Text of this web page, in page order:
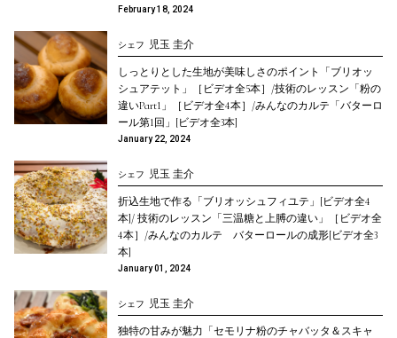
February 18, 2024
シェフ 児玉 圭介
しっとりとした生地が美味しさのポイント「ブリオッ
シュアテット」［ビデオ全5本］/技術のレッスン「粉の
違いPart1」［ビデオ全4本］/みんなのカルテ「バターロ
ール第1回」[ビデオ全3本]
January 22, 2024
シェフ 児玉 圭介
折込生地で作る「ブリオッシュフィユテ」[ビデオ全4
本]/ 技術のレッスン「三温糖と上膊の違い」［ビデオ全
4本］/みんなのカルテ バターロールの成形[ビデオ全3
本]
January 01, 2024
シェフ 児玉 圭介
独特の甘みが魅力「セモリナ粉のチャバッタ＆スキャ